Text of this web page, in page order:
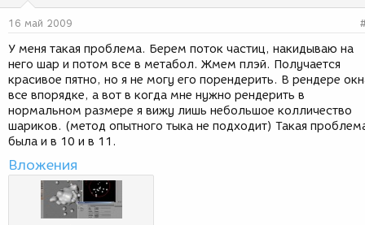
м
ы
д
и
я
16 май 2009
У меня такая проблема. Берем поток частиц, накидываю на
него шар и потом все в метабол. Жмем плэй. Получается
красивое пятно, но я не могу его порендерить. В рендере
все впорядке, а вот в когда мне нужно рендерить в
нормальном размере я вижу лишь небольшое колличество
шариков. (метод опытного тыка не подходит) Такая
была и в 10 и в 11.
Вложения